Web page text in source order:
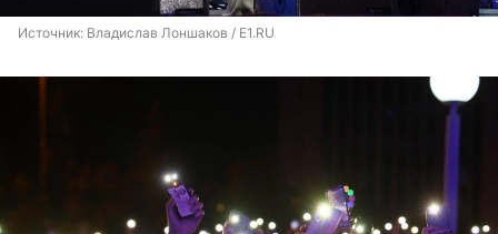
Источник: Владислав Лоншаков / E1.RU